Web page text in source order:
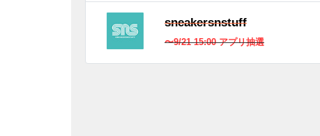
sneakersnstuff
〜9/21 15:00 アプリ抽選